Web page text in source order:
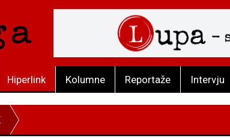
Hiperlink Kolumne Reportaže Intervju